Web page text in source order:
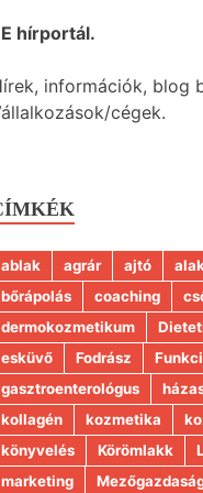
hírportál.
információk, blog
cégek.
ablak agrár ajtó
bőrápolás
coaching
dermokozmetikum
esküvő
Fodrász
gasztroenterológus
kollagén
kozmetika
könyvelés
Körömlakk
marketing